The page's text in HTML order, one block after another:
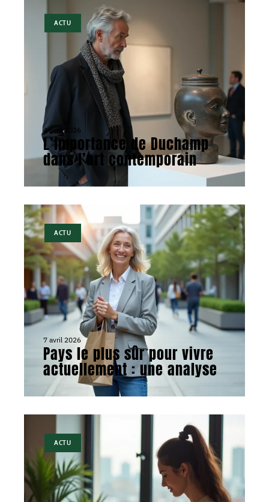
ACTU
4 avril 2026
L’importance de Duchamp
dans l’art contemporain
ACTU
7 avril 2026
Pays le plus sûr pour vivre
actuellement : une analyse
ACTU